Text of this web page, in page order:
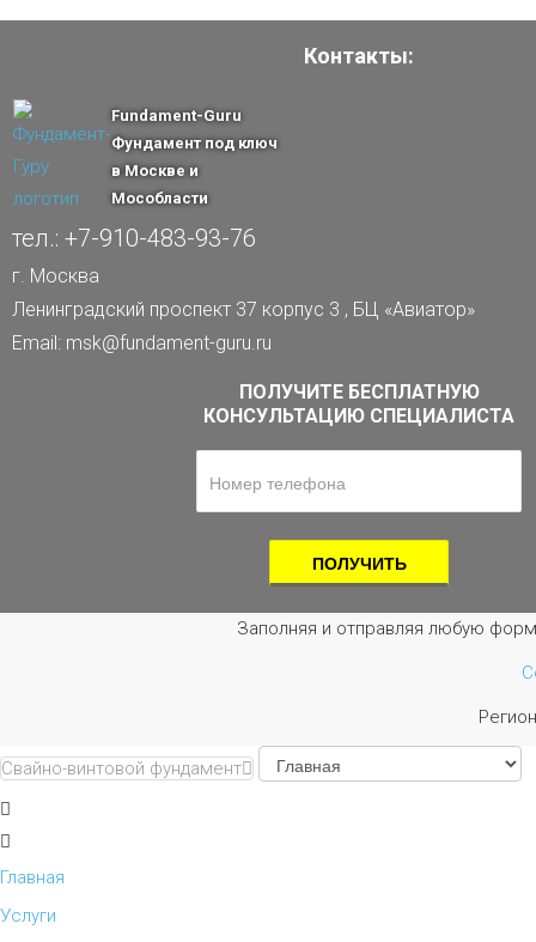
Контакты:
Fundament-Guru
Фундамент под ключ
в Москве и
Мособласти
тел.: +7-910-483-93-76
г. Москва
Ленинградский проспект 37 корпус 3 , БЦ «Авиатор»
Email: msk@fundament-guru.ru
ПОЛУЧИТЕ БЕСПЛАТНУЮ
КОНСУЛЬТАЦИЮ СПЕЦИАЛИСТА
Заполняя и отправляя любую
Свайно-винтовой фундамент
Главная
Услуги